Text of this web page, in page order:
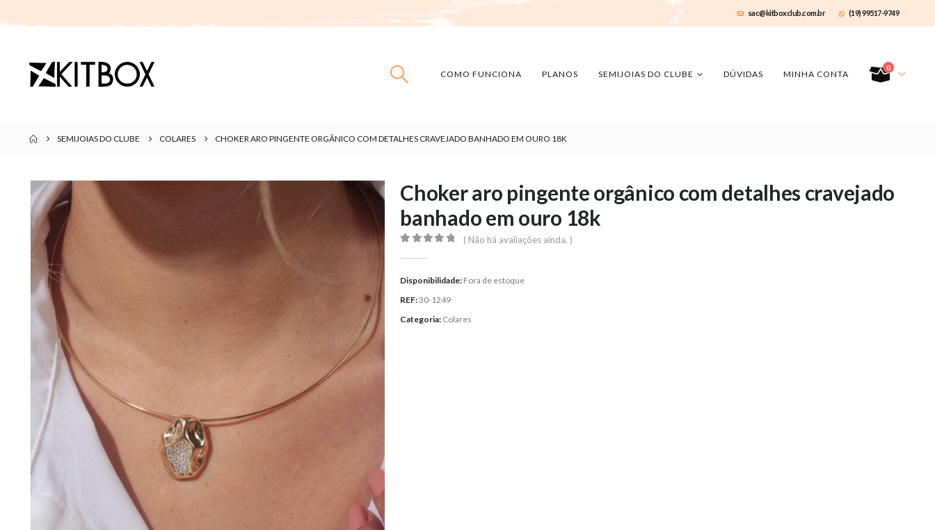
sac@kitboxclub.com.br (19) 99517-9749
COMO FUNCIONA PLANOS SEMIJOIAS DO CLUBE DÚVIDAS MINHA CONTA
0
SEMIJOIAS DO CLUBE COLARES CHOKER ARO PINGENTE ORGÂNICO COM DETALHES CRAVEJADO BANHADO EM OURO 18K
Choker aro pingente orgânico com detalhes cravejado
banhado em ouro 18k
( Não há avaliações ainda. )
Disponibilidade: Fora de estoque
REF:30-1249
Categoria: Colares